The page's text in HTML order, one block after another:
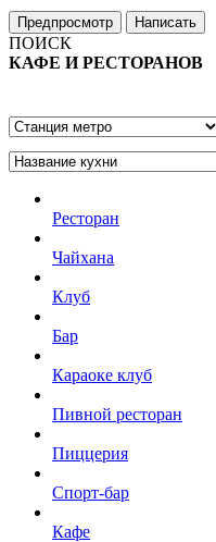
ПОИСК
КАФЕ И РЕСТОРАНОВ
Ресторан
Чайхана
Клуб
Бар
Караоке клуб
Пивной ресторан
Пиццерия
Спорт-бар
Кафе